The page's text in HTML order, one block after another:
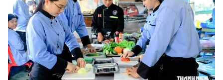
Video Magazine
Sản phẩm khác
Tiện ích Bạn cần biết